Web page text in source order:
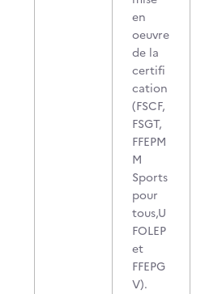
en
oeuvre
de la
certifi
cation
(FSCF,
FSGT,
FFEPM
M
Sports
pour
tous,U
FOLEP
et
FFEPG
V).